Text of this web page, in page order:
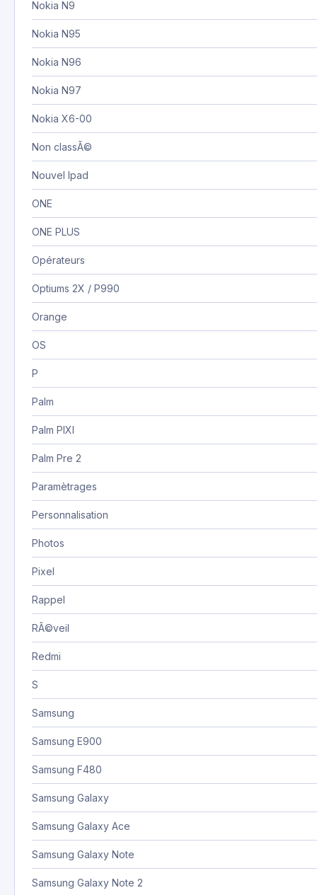
Nokia N9
Nokia N95
Nokia N96
Nokia N97
Nokia X6-00
Non classÃ©
Nouvel Ipad
ONE
ONE PLUS
Opérateurs
Optiums 2X / P990
Orange
OS
P
Palm
Palm PIXI
Palm Pre 2
Paramètrages
Personnalisation
Photos
Pixel
Rappel
RÃ©veil
Redmi
S
Samsung
Samsung E900
Samsung F480
Samsung Galaxy
Samsung Galaxy Ace
Samsung Galaxy Note
Samsung Galaxy Note 2